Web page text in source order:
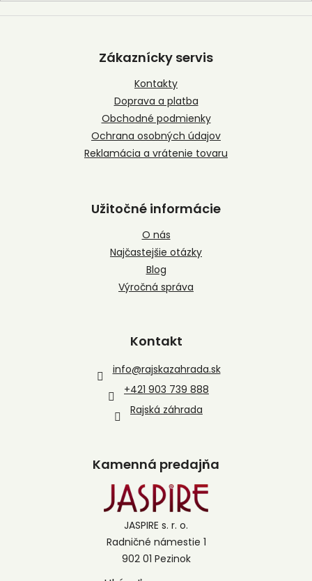
Z
Zákaznícky servis
Kontakty
Doprava a platba
Obchodné podmienky
Ochrana osobných údajov
Reklamácia a vrátenie tovaru
Užitočné informácie
O nás
Najčastejšie otázky
Blog
Výročná správa
Kontakt
info@rajskazahrada.sk
+421 903 739 888
Rajská záhrada
Kamenná predajňa
JASPIRE s. r. o.
Radničné námestie 1
902 01 Pezinok